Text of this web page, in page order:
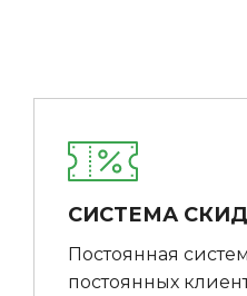
СИСТЕМА
Постоянная
постоянных